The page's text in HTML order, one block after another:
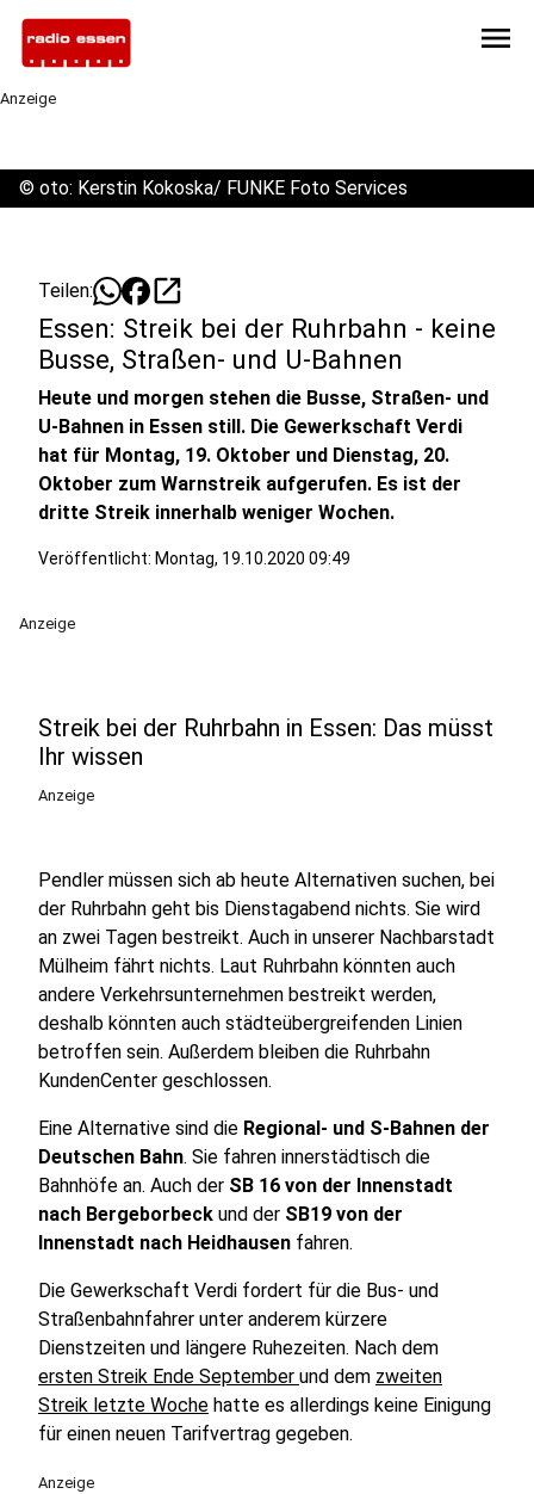
menu
Anzeige
© oto: Kerstin Kokoska/ FUNKE Foto Services
Teilen: open_in_new
Essen: Streik bei der Ruhrbahn - keine
Busse, Straßen- und U-Bahnen
Heute und morgen stehen die Busse, Straßen- und
U-Bahnen in Essen still. Die Gewerkschaft Verdi
hat für Montag, 19. Oktober und Dienstag, 20.
Oktober zum Warnstreik aufgerufen. Es ist der
dritte Streik innerhalb weniger Wochen.
Veröffentlicht: Montag, 19.10.2020 09:49
Anzeige
Streik bei der Ruhrbahn in Essen: Das müsst
Ihr wissen
Anzeige
Pendler müssen sich ab heute Alternativen suchen, bei
der Ruhrbahn geht bis Dienstagabend nichts. Sie wird
an zwei Tagen bestreikt. Auch in unserer Nachbarstadt
Mülheim fährt nichts. Laut Ruhrbahn könnten auch
andere Verkehrsunternehmen bestreikt werden,
deshalb könnten auch städteübergreifenden Linien
betroffen sein. Außerdem bleiben die Ruhrbahn
KundenCenter geschlossen.
Eine Alternative sind die Regional- und S-Bahnen der
Deutschen Bahn. Sie fahren innerstädtisch die
Bahnhöfe an. Auch der SB 16 von der Innenstadt
nach Bergeborbeck und der SB19 von der
Innenstadt nach Heidhausen fahren.
Die Gewerkschaft Verdi fordert für die Bus- und
Straßenbahnfahrer unter anderem kürzere
Dienstzeiten und längere Ruhezeiten. Nach dem
ersten Streik Ende September und dem zweiten
Streik letzte Woche hatte es allerdings keine Einigung
für einen neuen Tarifvertrag gegeben.
Anzeige